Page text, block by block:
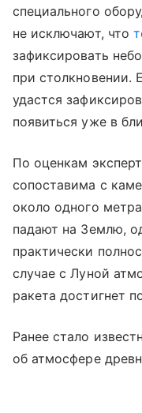
специального
не исключают, что
зафиксировать
при столкновении.
удастся
появиться уже в
По оценкам
сопоставима с
около одного
падают на Землю,
практически
случае с Луной
ракета достигнет
Ранее стало
об атмосфере